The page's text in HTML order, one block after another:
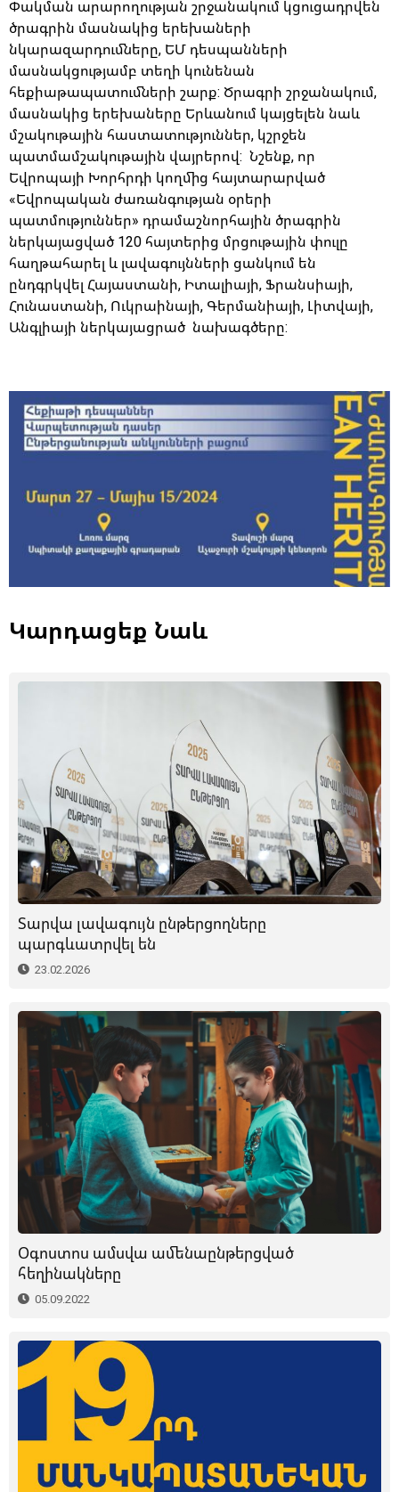
Փակման արարողության շրջանակում կցուցադրվեն
ծրագրին մասնակից երեխաների
նկարազարդումները, ԵՄ դեսպանների
մասնակցությամբ տեղի կունենան
հեքիաթապատումների շարք: Ծրագրի շրջանակում,
մասնակից երեխաները Երևանում կայցելեն նաև
մշակութային հաստատություններ, կշրջեն
պատմամշակութային վայրերով: Նշենք, որ
Եվրոպայի Խորհրդի կողմից հայտարարված
«Եվրոպական ժառանգության օրերի
պատմություններ» դրամաշնորհային ծրագրին
ներկայացված 120 հայտերից մրցութային փուլը
հաղթահարել և լավագույնների ցանկում են
ընդգրկվել Հայաստանի, Իտալիայի, Ֆրանսիայի,
Հունաստանի, Ուկրաինայի, Գերմանիայի, Լիտվայի,
Անգլիայի ներկայացրած նախագծերը:
Կարդացեք Նաև
Տարվա լավագույն ընթերցողները
պարգևատրվել են
23.02.2026
Օգոստոս ամսվա ամենաընթերցված
հեղինակները
05.09.2022